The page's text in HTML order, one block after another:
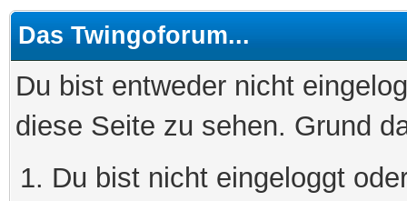
Das Twingoforum...
Du bist entweder nicht
diese Seite zu sehen. Grund
Du bist nicht eingeloggt